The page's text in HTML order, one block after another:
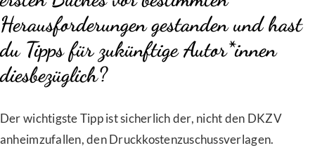
Herausforderungen gestanden und hast
du Tipps für zukünftige Autor*innen
diesbezüglich?
Der wichtigste Tipp ist sicherlich der, nicht den DKZV
anheimzufallen, den Druckkostenzuschussverlagen.